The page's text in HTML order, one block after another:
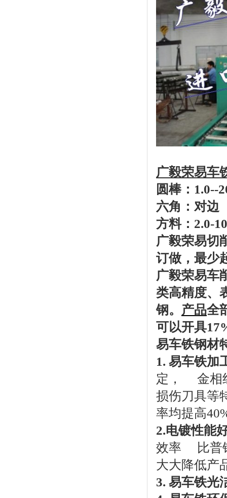
广毅荣易车
圆棒：1.0--
六角：对边
方料：2.0-
广毅荣易切
订做，最少
广毅荣易车
类高精度、
钢。 产品全
可以开具
易车铁钢材
1. 易车铁加
定， 金相
损伤刀具等
率均提高
2.电镀性能
效率 比普
大大降低产
3. 易车铁光